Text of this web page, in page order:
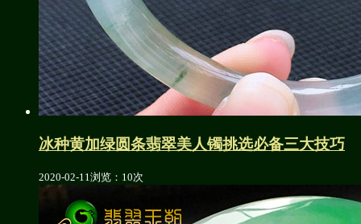
冰种黄加绿圆条翡翠美人镯挑选必备三大技巧
2020-02-11浏览：10次